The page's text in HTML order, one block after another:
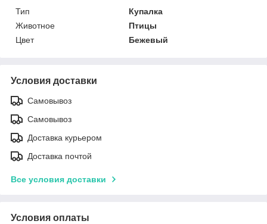
Тип
Купалка
Животное
Птицы
Цвет
Бежевый
Условия доставки
Самовывоз
Самовывоз
Доставка курьером
Доставка почтой
Все условия доставки
Условия оплаты